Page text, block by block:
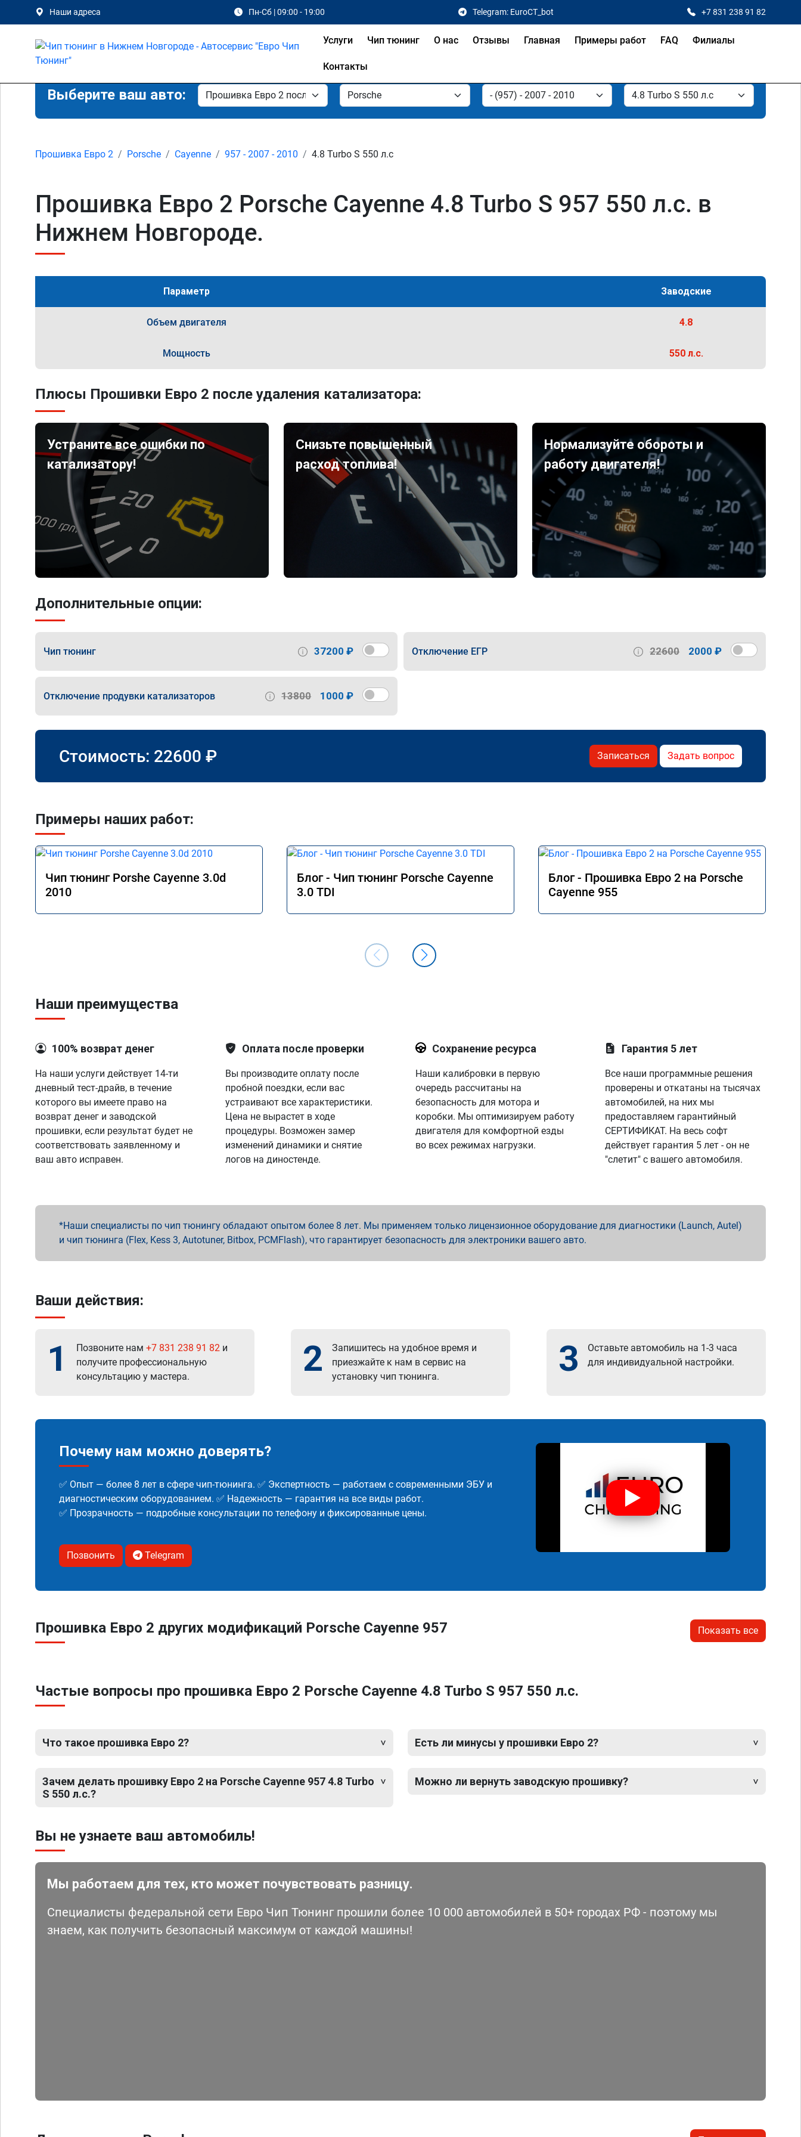
Наши адреса Пн-Сб | 09:00 - 19:00 Telegram: EuroCT_bot +7 831 238 91 82
Услуги Чип тюнинг О нас Отзывы Главная Примеры работ FAQ Филиалы
Контакты
Выберите ваш авто:
Прошивка Евро 2 Porsche Cayenne 957 - 2007 - 2010 4.8 Turbo S 550 л.с
Прошивка Евро 2 Porsche Cayenne 4.8 Turbo S 957 550 л.с. в
Нижнем Новгороде.
Параметр Заводские
Объем двигателя 4.8
Мощность 550 л.с.
Плюсы Прошивки Евро 2 после удаления катализатора:
Устраните все ошибки по
катализатору!
Снизьте повышенный
расход топлива!
Нормализуйте обороты и
работу двигателя!
Дополнительные опции:
Чип тюнинг 37200 ₽ Отключение ЕГР 22600 2000 ₽
Отключение продувки катализаторов 13800 1000 ₽
Стоимость: 22600 ₽ Записаться Задать вопрос
Примеры наших работ:
Чип тюнинг Porshe Cayenne 3.0d
2010
Блог - Чип тюнинг Porsche Cayenne
3.0 TDI
Блог - Прошивка Евро 2 на Porsche
Cayenne 955
Наши преимущества
100% возврат денег
На наши услуги действует 14-ти
дневный тест-драйв, в течение
которого вы имеете право на
возврат денег и заводской
прошивки, если результат будет не
соответствовать заявленному и
ваш авто исправен.
Оплата после проверки
Вы производите оплату после
пробной поездки, если вас
устраивают все характеристики.
Цена не вырастет в ходе
процедуры. Возможен замер
изменений динамики и снятие
логов на диностенде.
Сохранение ресурса
Наши калибровки в первую
очередь рассчитаны на
безопасность для мотора и
коробки. Мы оптимизируем работу
двигателя для комфортной езды
во всех режимах нагрузки.
Гарантия 5 лет
Все наши программные решения
проверены и откатаны на тысячах
автомобилей, на них мы
предоставляем гарантийный
СЕРТИФИКАТ. На весь софт
действует гарантия 5 лет - он не
"слетит" с вашего автомобиля.
Наши специалисты по чип тюнингу обладают опытом более 8 лет. Мы применяем только лицензионное оборудование для диагностики (Launch, Autel)
и чип тюнинга (Flex, Kess 3, Autotuner, Bitbox, PCMFlash), что гарантирует безопасность для электроники вашего авто.
Ваши действия:
1 Позвоните нам +7 831 238 91 82 и
получите профессиональную
консультацию у мастера.
2
Запишитесь на удобное время и
приезжайте к нам в сервис на
установку чип тюнинга.
3
Оставьте автомобиль на 1-3 часа
для индивидуальной настройки.
Почему нам можно доверять?
✅ Опыт — более 8 лет в сфере чип-тюнинга. ✅ Экспертность — работаем с современными ЭБУ и
диагностическим оборудованием. ✅ Надежность — гарантия на все виды работ.
✅ Прозрачность — подробные консультации по телефону и фиксированные цены.
Позвонить Telegram
Прошивка Евро 2 других модификаций Porsche Cayenne 957 Показать все
Частые вопросы про прошивка Евро 2 Porsche Cayenne 4.8 Turbo S 957 550 л.с.
Что такое прошивка Евро 2?
Зачем делать прошивку Евро 2 на Porsche Cayenne 957 4.8 Turbo
S 550 л.с.?
Есть ли минусы у прошивки Евро 2?
Можно ли вернуть заводскую прошивку?
Вы не узнаете ваш автомобиль!
Мы работаем для тех, кто может почувствовать разницу.
Специалисты федеральной сети Евро Чип Тюнинг прошили более 10 000 автомобилей в 50+ городах РФ - поэтому мы
знаем, как получить безопасный максимум от каждой машины!